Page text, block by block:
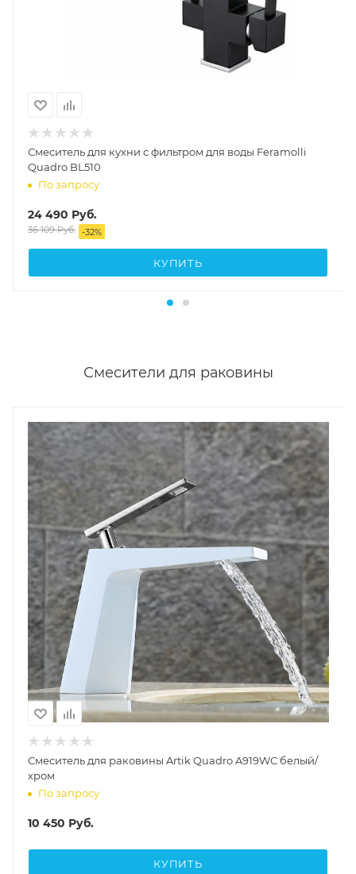
Смеситель для кухни с фильтром для воды Feramolli
Quadro BL510
По запросу
24 490 Руб.
36 109Руб. -32%
КУПИТЬ
Смесители для раковины
Смеситель для раковины Artik Quadro A919WС белый/
хром
По запросу
10 450 Руб.
КУПИТЬ